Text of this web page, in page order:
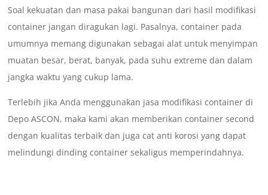
Soal kekuatan dan masa pakai bangunan dari hasil modifikasi
container jangan diragukan lagi. Pasalnya, container pada
umumnya memang digunakan sebagai alat untuk menyimpan
muatan besar, berat, banyak, pada suhu extreme dan dalam
jangka waktu yang cukup lama.
Terlebih jika Anda menggunakan jasa modifikasi container di
Depo ASCON, maka kami akan memberikan container second
dengan kualitas terbaik dan juga cat anti korosi yang dapat
melindungi dinding container sekaligus memperindahnya.